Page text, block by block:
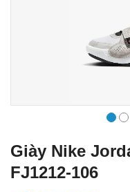
Giày Nike
FJ1212-106